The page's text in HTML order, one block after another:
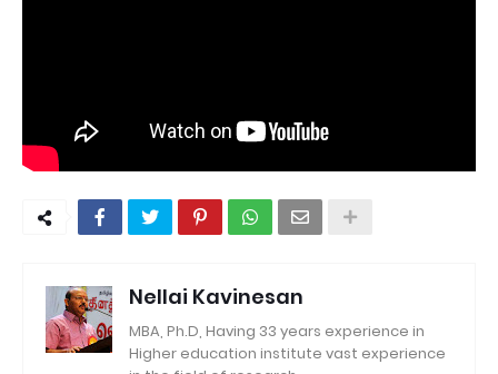
Nellai Kavinesan
MBA, Ph.D, Having 33 years experience in
Higher education institute vast experience